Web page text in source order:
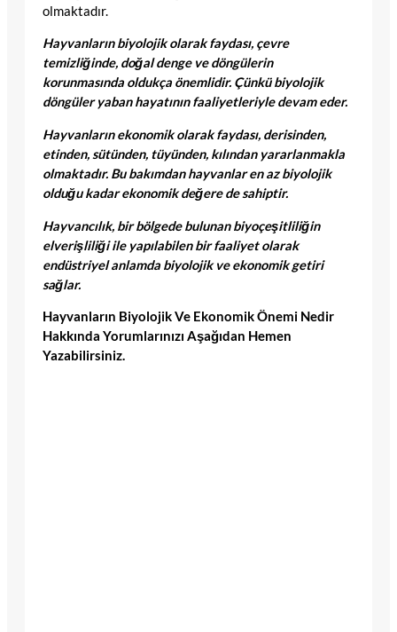
olmaktadır.
Hayvanların biyolojik olarak faydası, çevre
temizliğinde, doğal denge ve döngülerin
korunmasında oldukça önemlidir. Çünkü biyolojik
döngüler yaban hayatının faaliyetleriyle devam eder.
Hayvanların ekonomik olarak faydası, derisinden,
etinden, sütünden, tüyünden, kılından yararlanmakla
olmaktadır. Bu bakımdan hayvanlar en az biyolojik
olduğu kadar ekonomik değere de sahiptir.
Hayvancılık, bir bölgede bulunan biyoçeşitliliğin
elverişliliği ile yapılabilen bir faaliyet olarak
endüstriyel anlamda biyolojik ve ekonomik getiri
sağlar.
Hayvanların Biyolojik Ve Ekonomik Önemi Nedir
Hakkında Yorumlarınızı Aşağıdan Hemen
Yazabilirsiniz.